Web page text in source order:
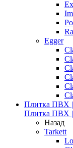
Egger
Плитка ПВХ
Плитка ПВХ
Назад
Tarkett